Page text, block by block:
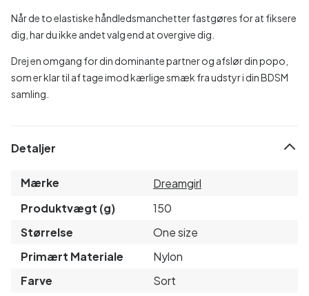
Når de to elastiske håndledsmanchetter fastgøres for at fiksere
dig, har du ikke andet valg end at overgive dig.
Drej en omgang for din dominante partner og afslør din popo,
som er klar til af tage imod kærlige smæk fra udstyr i din BDSM
samling.
Detaljer
Mærke
Dreamgirl
Produktvægt (g)
150
Størrelse
One size
Primært Materiale
Nylon
Farve
Sort